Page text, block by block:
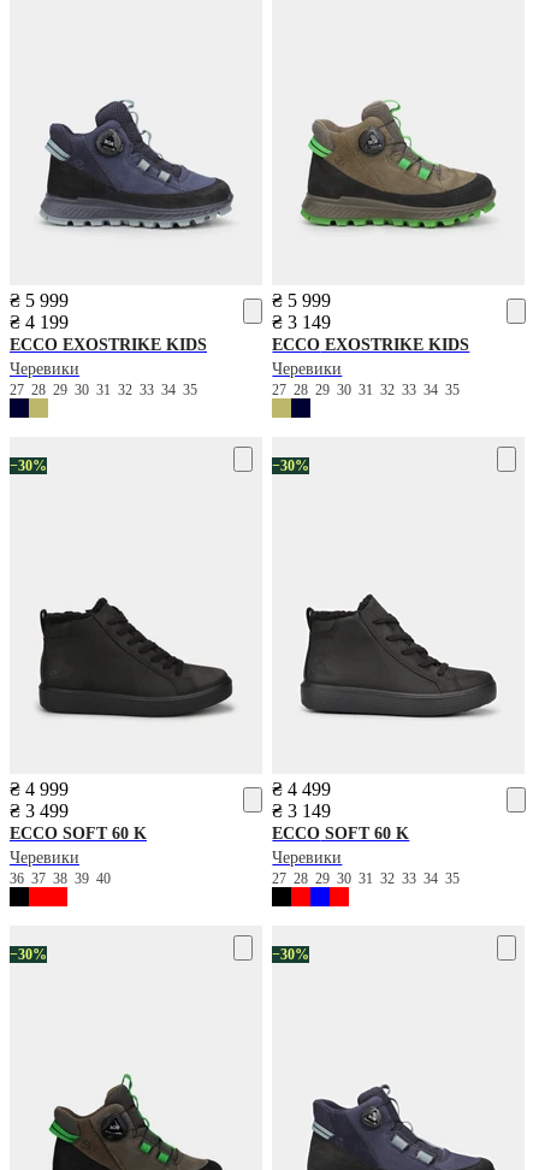
₴ 5 999
₴ 4 199
ECCO EXOSTRIKE KIDS
Черевики
27 28 29 30 31 32 33 34 35
₴ 5 999
₴ 3 149
ECCO EXOSTRIKE KIDS
Черевики
272829303132333435
−30%
₴ 4 999
₴ 3 499
ECCO SOFT 60 K
Черевики
36 37 38 39 40
−30%
₴ 4 499
₴ 3 149
ECCO SOFT 60 K
Черевики
272829303132333435
−30% −30%